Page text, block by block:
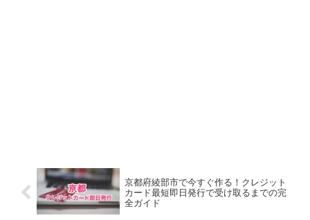
京都府綾部市で今すぐ作る！クレジット
カード最短即日発行で受け取るまでの完
全ガイド